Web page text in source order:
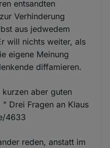
entsandten
Verhinderung
aus jedwedem
will nichts weiter, als
eigene Meinung
diffamieren.
aber guten
Drei Fragen an Klaus
4633
reden, anstatt im